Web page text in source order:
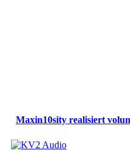
Maxin10sity realisiert